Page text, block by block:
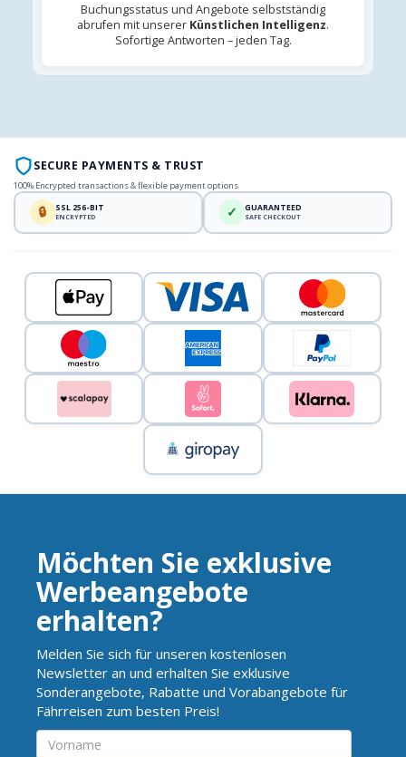
Buchungsstatus und Angebote selbstständig
abrufen mit unserer Künstlichen Intelligenz.
Sofortige Antworten – jeden Tag.
SECURE PAYMENTS & TRUST
100% Encrypted transactions & flexible payment options
🔒 SSL 256-BIT
ENCRYPTED ✓ GUARANTEED
SAFE CHECKOUT
Möchten Sie exklusive
Werbeangebote
erhalten?
Melden Sie sich für unseren kostenlosen
Newsletter an und erhalten Sie exklusive
Sonderangebote, Rabatte und Vorabangebote für
Fährreisen zum besten Preis!